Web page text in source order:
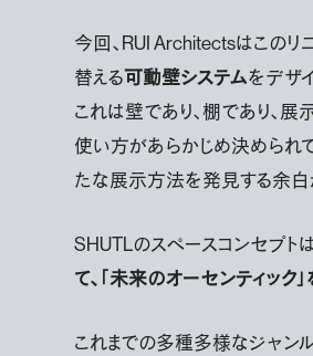
今回、RUI Architectsはこのリ
替える可動壁システムをデザ
これは壁であり、棚であり、展
使い方があらかじめ決められ
たな展示方法を発見する余白
SHUTLのスペースコンセプト
て、「未来のオーセンティック
これまでの多種多様なジャン